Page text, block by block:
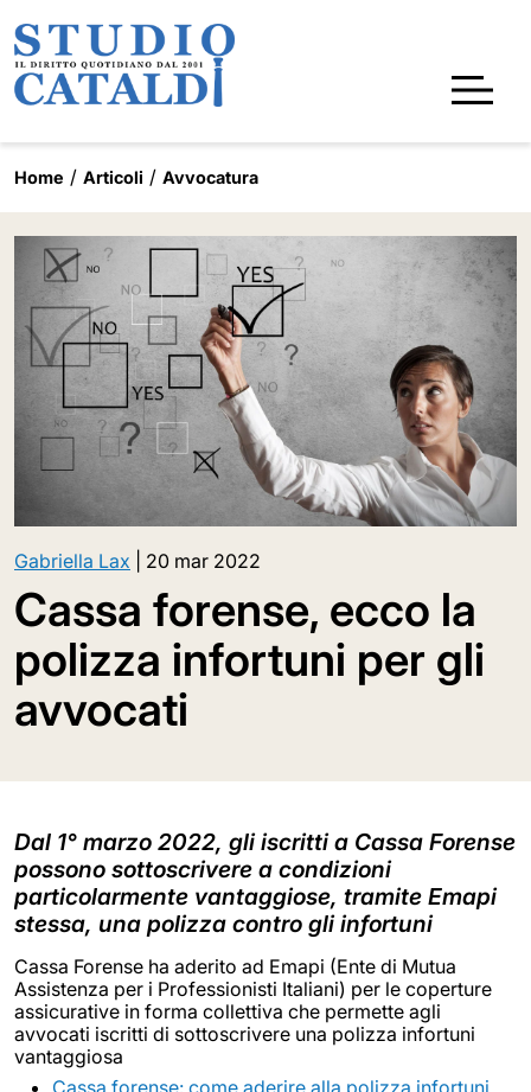
Home Articoli Avvocatura
Gabriella Lax 20 mar 2022
Cassa forense, ecco la
polizza infortuni per gli
avvocati
Dal 1° marzo 2022, gli iscritti a Cassa Forense
possono sottoscrivere a condizioni
particolarmente vantaggiose, tramite Emapi
stessa, una polizza contro gli infortuni
Cassa Forense ha aderito ad Emapi (Ente di Mutua
Assistenza per i Professionisti Italiani) per le coperture
assicurative in forma collettiva che permette agli
avvocati iscritti di sottoscrivere una polizza infortuni
vantaggiosa